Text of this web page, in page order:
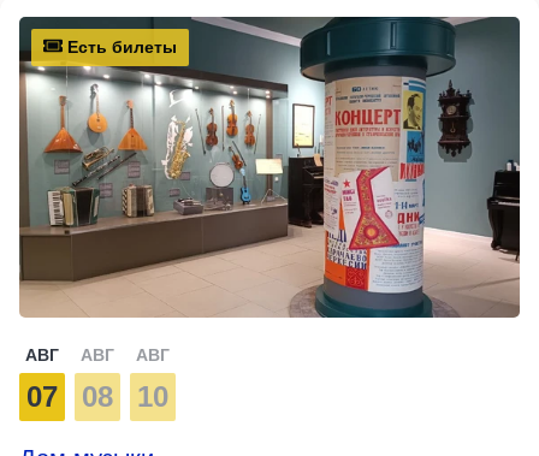
Есть билеты
АВГ
07
АВГ
08
АВГ
10